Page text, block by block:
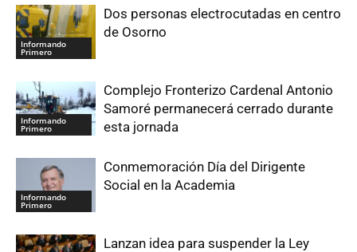
Informando
Primero
Dos personas electrocutadas en centro
de Osorno
Informando
Primero
Complejo Fronterizo Cardenal Antonio
Samoré permanecerá cerrado durante
esta jornada
Informando
Primero
Conmemoración Día del Dirigente
Social en la Academia
Lanzan idea para suspender la Ley